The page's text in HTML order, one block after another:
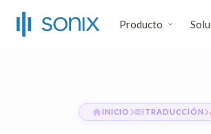
Producto
INICIO TRADUCCIÓN